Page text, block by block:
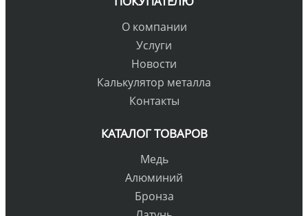
О компании
Услуги
Новости
Калькулятор металла
Контакты
КАТАЛОГ ТОВАРОВ
Медь
Алюминий
Бронза